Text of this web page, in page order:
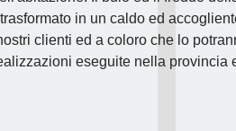
in un caldo ed
clienti ed a coloro che lo
eseguite nella provincia